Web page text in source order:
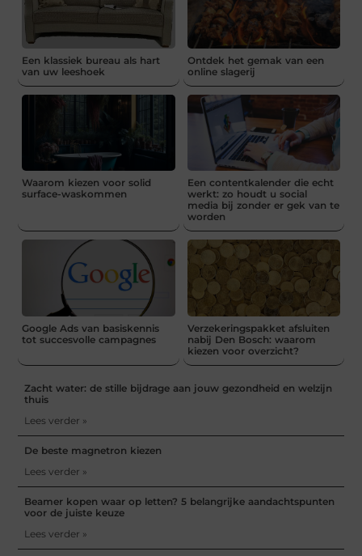
Een klassiek bureau als hart
van uw leeshoek
Ontdek het gemak van een
online slagerij
Waarom kiezen voor solid
surface-waskommen
Een contentkalender die echt
werkt: zo houdt u social
media bij zonder er gek van te
worden
Google Ads van basiskennis
tot succesvolle campagnes
Verzekeringspakket afsluiten
nabij Den Bosch: waarom
kiezen voor overzicht?
Zacht water: de stille bijdrage aan jouw gezondheid en welzijn
thuis
Lees verder »
De beste magnetron kiezen
Lees verder »
Beamer kopen waar op letten? 5 belangrijke aandachtspunten
voor de juiste keuze
Lees verder »